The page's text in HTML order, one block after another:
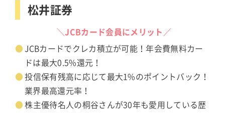
松井証券
＼JCBカード会員にメリット／
JCBカードでクレカ積立が可能！年会費無料カー
ドは最大0.5%還元！
投信保有残高に応じて最大1%のポイントバック！
業界最高還元率！
株主優待名人の桐谷さんが30年も愛用している歴